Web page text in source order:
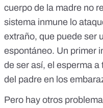
cuerpo de la madre no
sistema inmune lo
extraño, que puede ser
espontáneo. Un primer
de ser así, el esperma
del padre en los
Pero hay otros